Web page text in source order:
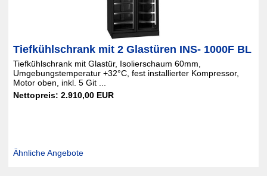
Tiefkühlschrank mit 2 Glastüren INS- 1000F BL
Tiefkühlschrank mit Glastür, Isolierschaum 60mm,
Umgebungstemperatur +32°C, fest installierter Kompressor,
Motor oben, inkl. 5 Git ...
Nettopreis: 2.910,00 EUR
Ähnliche Angebote